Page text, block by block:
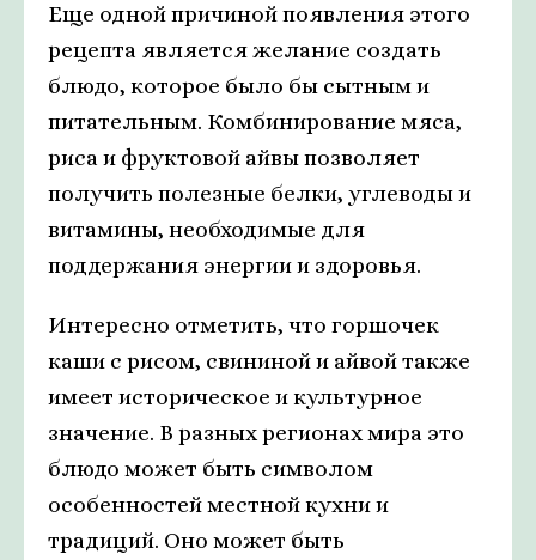
Еще одной причиной появления этого
рецепта является желание создать
блюдо, которое было бы сытным и
питательным. Комбинирование мяса,
риса и фруктовой айвы позволяет
получить полезные белки, углеводы и
витамины, необходимые для
поддержания энергии и здоровья.
Интересно отметить, что горшочек
каши с рисом, свининой и айвой также
имеет историческое и культурное
значение. В разных регионах мира это
блюдо может быть символом
особенностей местной кухни и
традиций. Оно может быть